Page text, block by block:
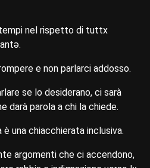
nel rispetto di tuttx
e non parlarci addosso.
se lo desiderano, ci sarà
darà parola a chi la chiede.
una chiacchierata inclusiva.
argomenti che ci accendono,